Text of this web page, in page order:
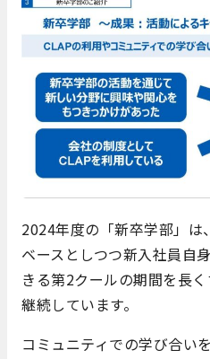
2024年度の「新卒学部」は
ベースとしつつ新入社員自
きる第2クールの期間を長
継続しています。
コミュニティでの学び合い